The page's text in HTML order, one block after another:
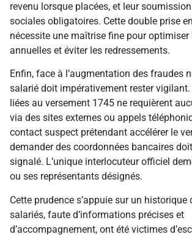
revenu lorsque placées, et leur
sociales obligatoires. Cette double prise
nécessite une maîtrise fine pour
annuelles et éviter les redressements.
Enfin, face à l’augmentation des fraudes
salarié doit impérativement rester
liées au versement 1745 ne requièrent
via des sites externes ou appels
contact suspect prétendant accélérer le
demander des coordonnées bancaires
signalé. L’unique interlocuteur officiel
ou ses représentants désignés.
Cette prudence s’appuie sur un historique
salariés, faute d’informations précises et
d’accompagnement, ont été victimes